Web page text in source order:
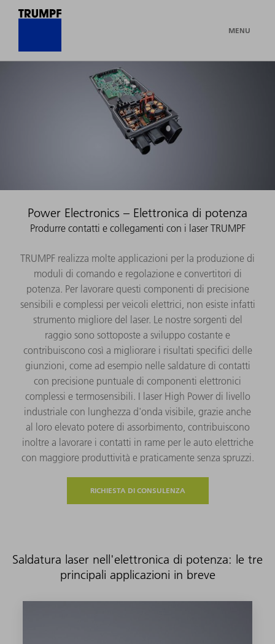
MENU
Power Electronics – Elettronica di potenza
Produrre contatti e collegamenti con i laser TRUMPF
TRUMPF realizza molte applicazioni per la produzione di
moduli di comando e regolazione e convertitori di
potenza. Per lavorare questi componenti di precisione
sensibili e complessi per veicoli elettrici, non esiste infatti
strumento migliore del laser. Le nostre sorgenti del
raggio sono sottoposte a sviluppo costante e
contribuiscono così a migliorare i risultati specifici delle
giunzioni, come ad esempio nelle saldature di contatti
con precisione puntuale di componenti elettronici
complessi e termosensibili. I laser High Power di livello
industriale con lunghezza d'onda visibile, grazie anche
al loro elevato potere di assorbimento, contribuiscono
inoltre a lavorare i contatti in rame per le auto elettriche
con maggiore produttività e praticamente senza spruzzi.
RICHIESTA DI CONSULENZA
Saldatura laser nell'elettronica di potenza: le tre
principali applicazioni in breve